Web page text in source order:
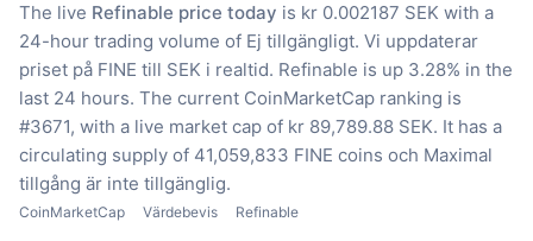
The live Refinable price today is kr 0.002187 SEK with a
24-hour trading volume of Ej tillgängligt. Vi uppdaterar
priset på FINE till SEK i realtid. Refinable is up 3.28% in the
last 24 hours. The current CoinMarketCap ranking is
#3671, with a live market cap of kr 89,789.88 SEK. It has a
circulating supply of 41,059,833 FINE coins och Maximal
tillgång är inte tillgänglig.
CoinMarketCap Värdebevis Refinable